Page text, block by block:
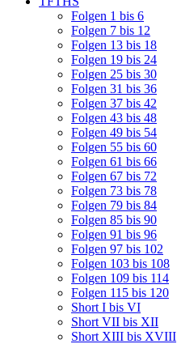
Folgen 1 bis 6
Folgen 7 bis 12
Folgen 13 bis 18
Folgen 19 bis 24
Folgen 25 bis 30
Folgen 31 bis 36
Folgen 37 bis 42
Folgen 43 bis 48
Folgen 49 bis 54
Folgen 55 bis 60
Folgen 61 bis 66
Folgen 67 bis 72
Folgen 73 bis 78
Folgen 79 bis 84
Folgen 85 bis 90
Folgen 91 bis 96
Folgen 97 bis 102
Folgen 103 bis 108
Folgen 109 bis 114
Folgen 115 bis 120
Short I bis VI
Short VII bis XII
Short XIII bis XVIII